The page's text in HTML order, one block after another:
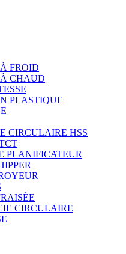
FROID
CHAUD
PLASTIQUE
CIRCULAIRE HSS
PLANIFICATEUR
CIRCULAIRE